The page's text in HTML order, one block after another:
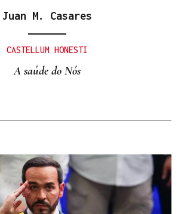
Juan M. Casares
CASTELLUM HONESTI
A saúde do Nós
Itxu Díaz
CRÓNICAS DE VERANO